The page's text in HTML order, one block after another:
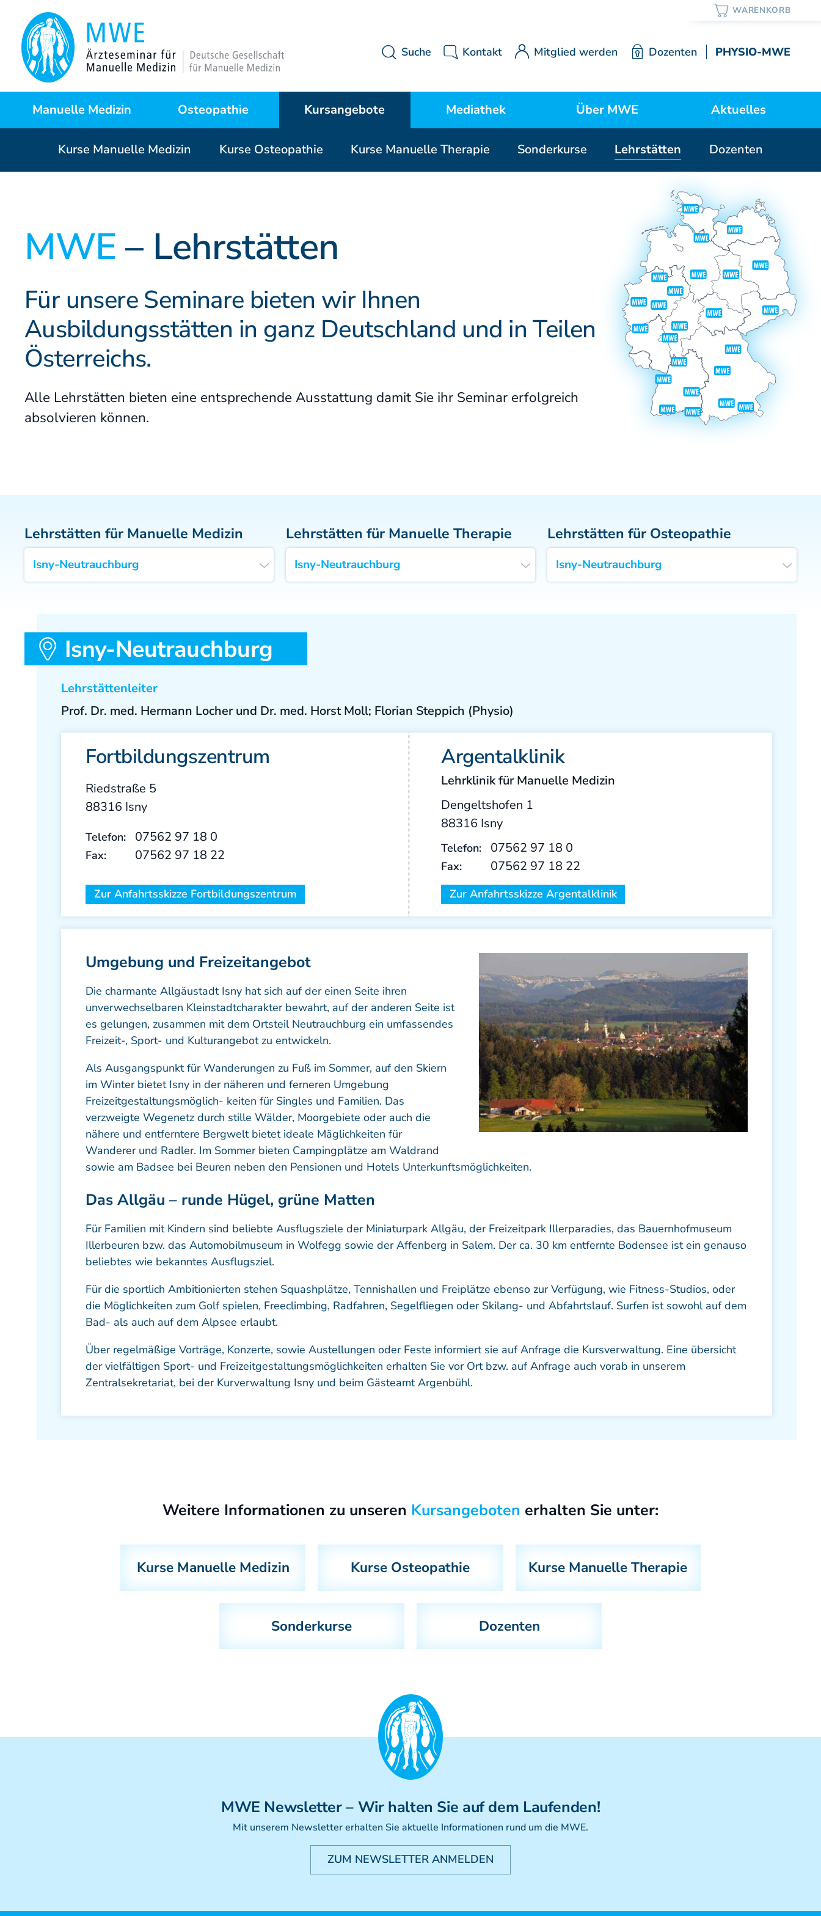
Suche Kontakt Mitglied werden Dozenten PHYSIO-MWE
Manuelle Medizin
Was ist das?
Behandlungstechniken
Patienteninformation
Osteopathie
Warum Osteopathie?
Curriculum
Kursangebote
Kurse Manuelle Medizin
Kurse Manuelle Therapie
Lehrstätten
Mediathek
MWE Aktuell
Über MWE
Portrait / Lehre / Geschichte
Satzung
Aktuelles
Neuigkeiten
Kurse Manuelle Medizin Kurse Osteopathie Kurse Manuelle Therapie Sonderkurse Lehrstätten Dozenten
MWE– Lehrstätten
Für unsere Seminare bieten wir Ihnen
Ausbildungsstätten in ganz Deutschland und in Teilen
Österreichs.
Alle Lehrstätten bieten eine entsprechende Ausstattung damit Sie ihr Seminar erfolgreich
absolvieren können.
Lehrstätten für Manuelle Medizin Lehrstätten für Manuelle Therapie Lehrstätten für Osteopathie
Isny-Neutrauchburg
Lehrstättenleiter
Prof. Dr. med. Hermann Locher und Dr. med. Horst Moll; Florian Steppich (Physio)
Fortbildungszentrum
Riedstraße 5
88316 Isny
Telefon: 07562 97 18 0
Fax: 07562 97 18 22
Zur Anfahrtsskizze Fortbildungszentrum
Argentalklinik
Lehrklinik für Manuelle Medizin
Dengeltshofen 1
88316 Isny
Telefon: 07562 97 18 0
Fax: 07562 97 18 22
Zur Anfahrtsskizze Argentalklinik
Umgebung und Freizeitangebot
Die charmante Allgäustadt Isny hat sich auf der einen Seite ihren
unverwechselbaren Kleinstadtcharakter bewahrt, auf der anderen Seite ist
es gelungen, zusammen mit dem Ortsteil Neutrauchburg ein umfassendes
Freizeit-, Sport- und Kulturangebot zu entwickeln.
Als Ausgangspunkt für Wanderungen zu Fuß im Sommer, auf den Skiern
im Winter bietet Isny in der näheren und ferneren Umgebung
Freizeitgestaltungsmöglich- keiten für Singles und Familien. Das
verzweigte Wegenetz durch stille Wälder, Moorgebiete oder auch die
nähere und entferntere Bergwelt bietet ideale Mäglichkeiten für
Wanderer und Radler. Im Sommer bieten Campingplätze am Waldrand
sowie am Badsee bei Beuren neben den Pensionen und Hotels Unterkunftsmöglichkeiten.
Das Allgäu – runde Hügel, grüne Matten
Für Familien mit Kindern sind beliebte Ausflugsziele der Miniaturpark Allgäu, der Freizeitpark Illerparadies, das Bauernhofmuseum
Illerbeuren bzw. das Automobilmuseum in Wolfegg sowie der Affenberg in Salem. Der ca. 30 km entfernte Bodensee ist ein genauso
beliebtes wie bekanntes Ausflugsziel.
Für die sportlich Ambitionierten stehen Squashplätze, Tennishallen und Freiplätze ebenso zur Verfügung, wie Fitness-Studios, oder
die Möglichkeiten zum Golf spielen, Freeclimbing, Radfahren, Segelfliegen oder Skilang- und Abfahrtslauf. Surfen ist sowohl auf dem
Bad- als auch auf dem Alpsee erlaubt.
Über regelmäßige Vorträge, Konzerte, sowie Austellungen oder Feste informiert sie auf Anfrage die Kursverwaltung. Eine übersicht
der vielfältigen Sport- und Freizeitgestaltungsmöglichkeiten erhalten Sie vor Ort bzw. auf Anfrage auch vorab in unserem
Zentralsekretariat, bei der Kurverwaltung Isny und beim Gästeamt Argenbühl.
Weitere Informationen zu unseren Kursangeboten erhalten Sie unter:
Kurse Manuelle Medizin Kurse Osteopathie Kurse Manuelle Therapie
Sonderkurse Dozenten
MWE Newsletter– Wir halten Sie auf dem Laufenden!
Mit unserem Newsletter erhalten Sie aktuelle Informationen rund um die MWE.
ZUM NEWSLETTER ANMELDEN